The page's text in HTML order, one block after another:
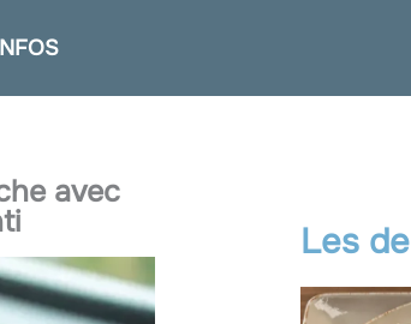
avec
Les